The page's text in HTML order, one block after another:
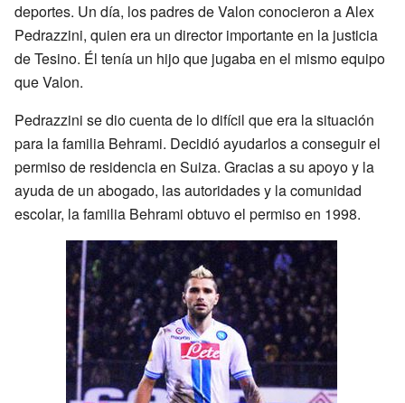
deportes. Un día, los padres de Valon conocieron a Alex
Pedrazzini, quien era un director importante en la justicia
de Tesino. Él tenía un hijo que jugaba en el mismo equipo
que Valon.
Pedrazzini se dio cuenta de lo difícil que era la situación
para la familia Behrami. Decidió ayudarlos a conseguir el
permiso de residencia en Suiza. Gracias a su apoyo y la
ayuda de un abogado, las autoridades y la comunidad
escolar, la familia Behrami obtuvo el permiso en 1998.